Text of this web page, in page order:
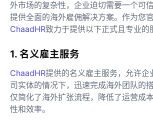
外市场的复杂性，企业迫切需要一个可
提供全面的海外雇佣解决方案。作为您
ChaadHR致力于提供以下正式且专业的
1. 名义雇主服务
ChaadHR提供的名义雇主服务，允许企
司实体的情况下，迅速完成海外团队的
仅简化了海外扩张流程，降低了运营成
性和效率。